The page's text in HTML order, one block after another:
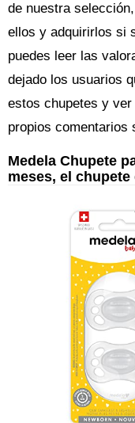
de nuestra
ellos y adquirirlos si
puedes leer las
dejado los usuarios
estos chupetes y
propios comentarios
Medela Chupete
meses, el chupete